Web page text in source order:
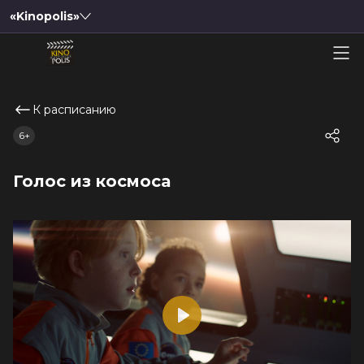
«Kinopolis»
К расписанию
Голос из космоса
6+
Play